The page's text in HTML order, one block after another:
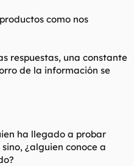
como nos
respuestas, una constante
de la información se
ha llegado a probar
¿alguien conoce a